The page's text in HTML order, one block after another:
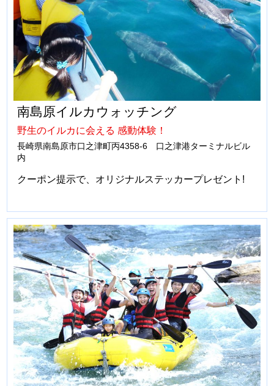
南島原イルカウォッチング
野生のイルカに会える 感動体験！
長崎県南島原市口之津町丙4358-6 口之津港ターミナルビル
内
クーポン提示で、オリジナルステッカープレゼント!